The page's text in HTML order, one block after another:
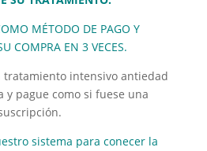
MÉTODO DE PAGO Y
COMPRA EN 3 VECES.
tratamiento intensivo antiedad
y pague como si fuese una
sistema para conecer la